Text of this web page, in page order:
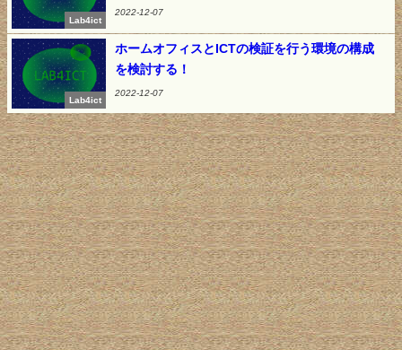
Lab4ict
2022-12-07
Lab4ict
ホームオフィスとICTの検証を行う環境の構成
を検討する！
2022-12-07